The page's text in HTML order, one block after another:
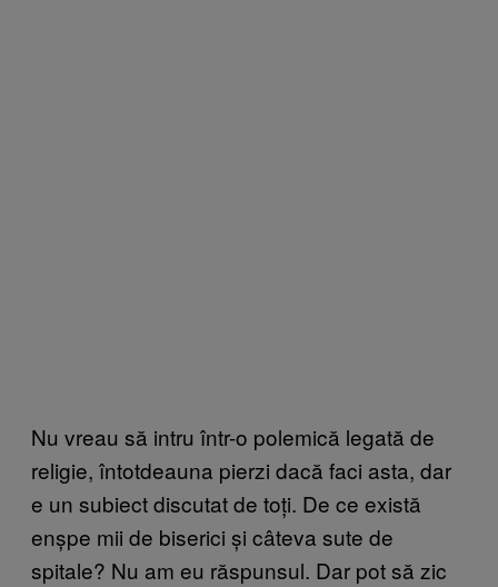
Nu vreau să intru într-o polemică legată de
religie, întotdeauna pierzi dacă faci asta, dar
e un subiect discutat de toți. De ce există
enșpe mii de biserici și câteva sute de
spitale? Nu am eu răspunsul. Dar pot să zic